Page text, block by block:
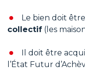
Le bien doit
collectif (les
Il doit être
l’État Futur